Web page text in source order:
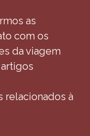
as
com os
da viagem
relacionados à